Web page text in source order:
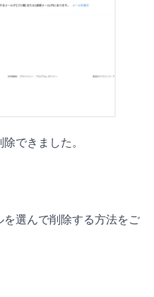
できました。
選んで削除する方法をご